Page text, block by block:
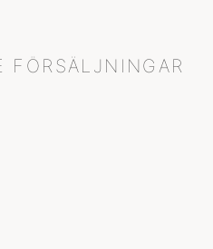
FÖRSÄLJNINGAR